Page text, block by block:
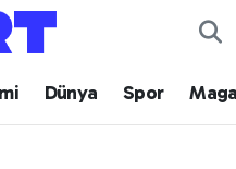
Dünya Spor